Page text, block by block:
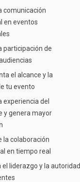
comunicación
en eventos
participación de
el alcance y la
tu evento
experiencia del
y genera mayor
la colaboración
en tiempo real
el liderazgo y la autoridad